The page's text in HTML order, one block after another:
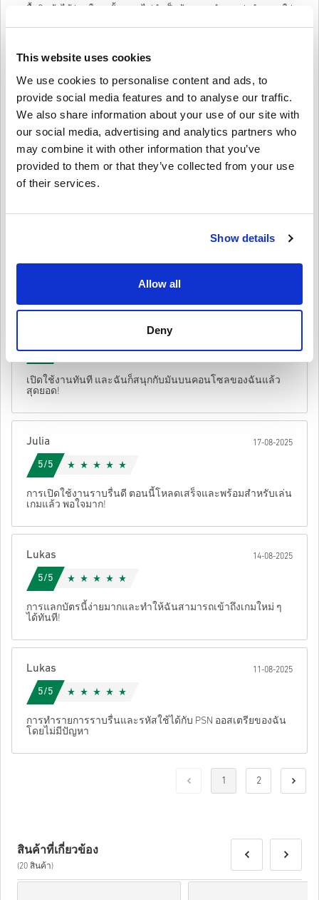
This website uses cookies
We use cookies to personalise content and ads, to
provide social media features and to analyse our traffic.
We also share information about your use of our site with
our social media, advertising and analytics partners who
may combine it with other information that you’ve
provided to them or that they’ve collected from your use
of their services.
Show details
Allow all
Deny
วิธีใช้งานบน Livecards.net
ใหม่กับ Livecards.net ใช่ไหม? การซื้อโค้ดดิจิทัลนั้นรวดเร็วและง่าย
มาก:
• กรอกอีเมลของคุณ
• เลือกวิธีชำระเงินที่ต้องการ
ของคุณ
คำปฏิเสธ
สินค้าพรีออเดอร์จ ะถูกจัดส่งก่อนหรือในวันวางจำหน่ายที่
ระบุไว้ในขณะที่สินค้าในสต็อกจะถูกจัดส่งทันทีเพื่อรอการ
ตรวจสอบความปลอดภัย.
ยอมรับ.
หากคุณประสบปัญหาในการสั่งซื้อโปรดแจ้งให้เราทราบ
ติดต่อเรา
เป็นโค้ดต้นฉบับ.
รหัสเหล่านี้ไม่มีวันหมดอายุ.
สำหรับบางผลิตภัณฑ์ คุณอาจจะได้รับรหัสมากกว่าหนึ่งรหัส
4.6/5 รีวิว
ยกเลิก
Lukas 23-08-2025
โค้ดใช้งานได้อย่างสมบูรณ์แบบกับบัญชี PSN ออสเตรียของฉัน
แม้ว่ากระบวนการชำระเงินจะสามารถราบรื่นกว่านี้ได้
5/5
เปิดใช้งานทันที และฉันก็สนุกกับมันบนคอนโซลของฉันแล้ว
สุดยอด!
Julia 17-08-2025
5/5
การเปิดใช้งานราบรื่นดี ตอนนี้โหลดเสร็จและพร้อมสำหรับเล่น
เกมแล้ว พอใจมาก!
Lukas 14-08-2025
5/5
การแลกบัตรนี้ง่ายมากและทำให้ฉันสามารถเข้าถึงเกมใหม่ ๆ
ได้ทันที!
Lukas 11-08-2025
5/5
การทำรายการราบรื่นและรหัสใช้ได้กับ PSN ออสเตรียของฉัน
โดยไม่มีปัญหา
1 2
สินค้าที่เกี่ยวข้อง
(20 สินค้า)